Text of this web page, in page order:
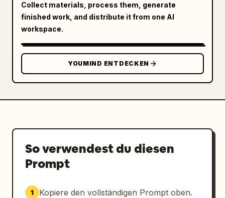
Book-Stil
Angemessene Verwendung von Symbolen wie ⚠️✔️
Titel oben: „Das Leben von Knoblauch “
Hauptanforderung: Es muss als „Scheiben
desselben Lebensmittels, die sich im Laufe
Collect materials, process them, generate
finished work, and distribute it from one AI
workspace.
YOUMIND ENTDECKEN
So verwendest du diesen
Prompt
1 Kopiere den vollständigen Prompt oben.